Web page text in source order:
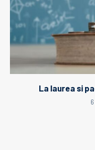
La laurea si